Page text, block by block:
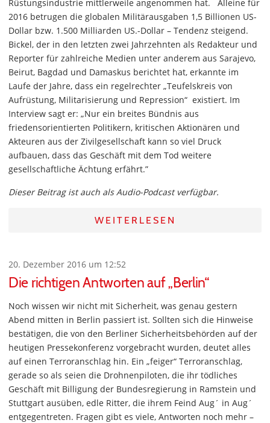
Rüstungsindustrie mittlerweile angenommen hat. Alleine für
2016 betrugen die globalen Militärausgaben 1,5 Billionen US-
Dollar bzw. 1.500 Milliarden US.-Dollar – Tendenz steigend.
Bickel, der in den letzten zwei Jahrzehnten als Redakteur und
Reporter für zahlreiche Medien unter anderem aus Sarajevo,
Beirut, Bagdad und Damaskus berichtet hat, erkannte im
Laufe der Jahre, dass ein regelrechter „Teufelskreis von
Aufrüstung, Militarisierung und Repression“ existiert. Im
Interview sagt er: „Nur ein breites Bündnis aus
friedensorientierten Politikern, kritischen Aktionären und
Akteuren aus der Zivilgesellschaft kann so viel Druck
aufbauen, dass das Geschäft mit dem Tod weitere
gesellschaftliche Ächtung erfährt.”
Dieser Beitrag ist auch als Audio-Podcast verfügbar.
WEITERLESEN
20. Dezember 2016 um 12:52
Die richtigen Antworten auf „Berlin“
Noch wissen wir nicht mit Sicherheit, was genau gestern
Abend mitten in Berlin passiert ist. Sollten sich die Hinweise
bestätigen, die von den Berliner Sicherheitsbehörden auf der
heutigen Pressekonferenz vorgebracht wurden, deutet alles
auf einen Terroranschlag hin. Ein „feiger“ Terroranschlag,
gerade so als seien die Drohnenpiloten, die ihr tödliches
Geschäft mit Billigung der Bundesregierung in Ramstein und
Stuttgart ausüben, edle Ritter, die ihrem Feind Aug´ in Aug´
entgegentreten. Fragen gibt es viele, Antworten noch mehr –